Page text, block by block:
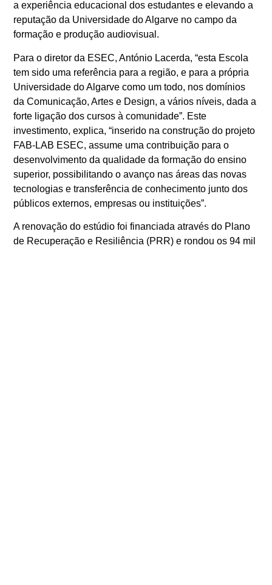
a experiência educacional dos estudantes e elevando a
reputação da Universidade do Algarve no campo da
formação e produção audiovisual.
Para o diretor da ESEC, António Lacerda, “esta Escola
tem sido uma referência para a região, e para a própria
Universidade do Algarve como um todo, nos domínios
da Comunicação, Artes e Design, a vários níveis, dada a
forte ligação dos cursos à comunidade”. Este
investimento, explica, “inserido na construção do projeto
FAB-LAB ESEC, assume uma contribuição para o
desenvolvimento da qualidade da formação do ensino
superior, possibilitando o avanço nas áreas das novas
tecnologias e transferência de conhecimento junto dos
públicos externos, empresas ou instituições”.
A renovação do estúdio foi financiada através do Plano
de Recuperação e Resiliência (PRR) e rondou os 94 mil